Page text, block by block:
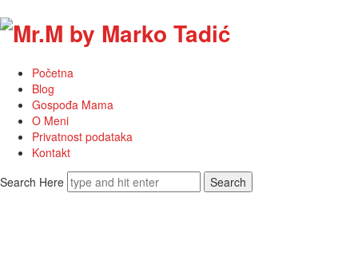
Početna
Blog
Gospođa Mama
O Meni
Privatnost podataka
Kontakt
Search Here